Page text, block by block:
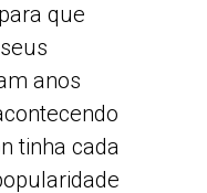
que
anos
tinha cada